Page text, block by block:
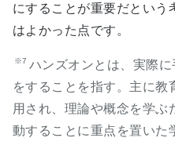
にすることが重要だという
はよかった点です。
※7 ハンズオンとは、実際
をすることを指す。主に教
用され、理論や概念を学
動することに重点を置いた